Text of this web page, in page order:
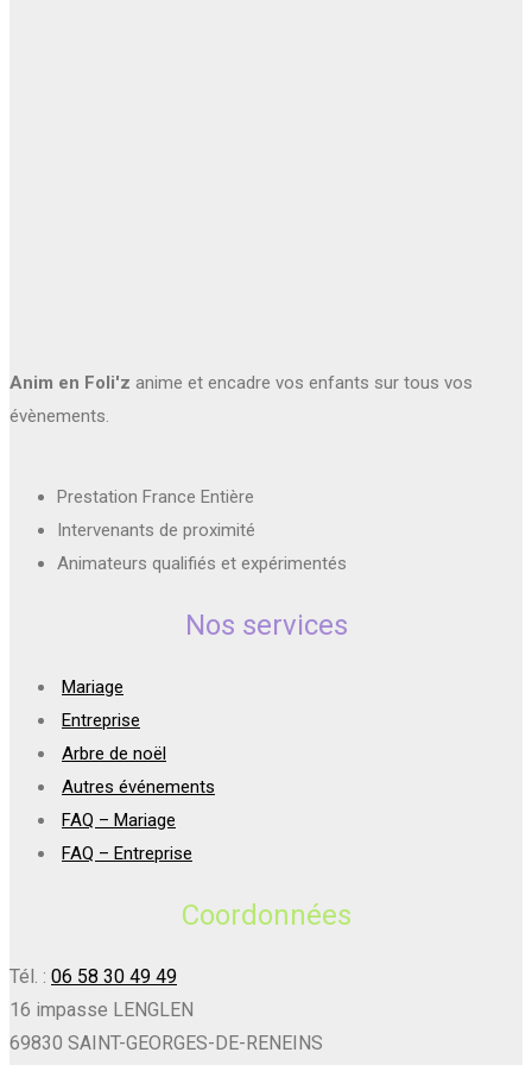
Anim en Foli'z anime et encadre vos enfants sur tous vos
évènements.
Prestation France Entière
Intervenants de proximité
Animateurs qualifiés et expérimentés
Nos services
Mariage
Entreprise
Arbre de noël
Autres événements
FAQ – Mariage
FAQ – Entreprise
Coordonnées
Tél. : 06 58 30 49 49
16 impasse LENGLEN
69830 SAINT-GEORGES-DE-RENEINS